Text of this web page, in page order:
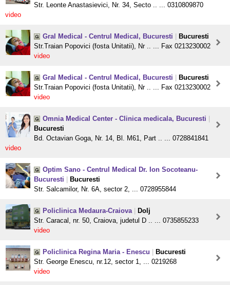
Str. Leonte Anastasievici, Nr. 34, Secto .. ... 0310809870
video
Gral Medical - Centrul Medical, Bucuresti
Bucuresti
Str.Traian Popovici (fosta Unitatii), Nr .. ... Fax 0213230002
video
Gral Medical - Centrul Medical, Bucuresti
Bucuresti
Str.Traian Popovici (fosta Unitatii), Nr .. ... Fax 0213230002
video
Omnia Medical Center - Clinica medicala, Bucuresti
Bucuresti
Bd. Octavian Goga, Nr. 14, Bl. M61, Part .. ... 0728841841
video
Optim Sano - Centrul Medical Dr. Ion Socoteanu-
Bucuresti
Bucuresti
Str. Salcamilor, Nr. 6A, sector 2, ... 0728955844
Policlinica Medaura-Craiova
Dolj
Str. Caracal, nr. 50, Craiova, judetul D .. ... 0735855233
video
Policlinica Regina Maria - Enescu
Bucuresti
Str. George Enescu, nr.12, sector 1, ... 0219268
video